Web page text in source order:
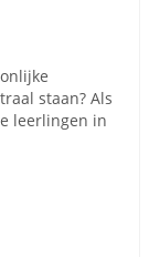
staan? Als
leerlingen in